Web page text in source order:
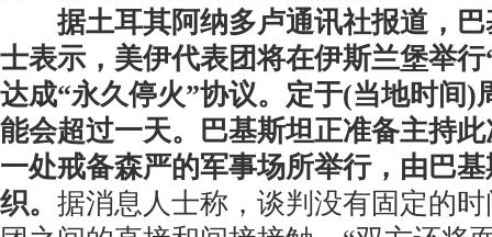
据土耳其阿纳多卢通讯社报道，
士表示，美伊代表团将在伊斯兰堡举
达成“永久停火”协议。定于(当地时间)
能会超过一天。巴基斯坦正准备主持
一处戒备森严的军事场所举行，由巴
织。 据消息人士称，谈判没有固定的